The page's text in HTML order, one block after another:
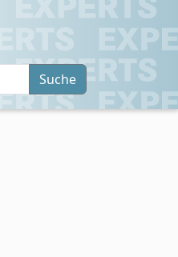
Suche